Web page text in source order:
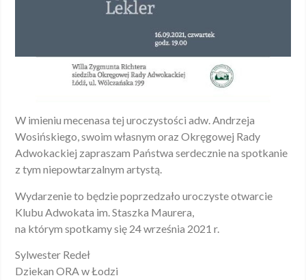
W imieniu mecenasa tej uroczystości adw. Andrzeja
Wosińskiego, swoim własnym oraz Okręgowej Rady
Adwokackiej zapraszam Państwa serdecznie na spotkanie
z tym niepowtarzalnym artystą.
Wydarzenie to będzie poprzedzało uroczyste otwarcie
Klubu Adwokata im. Staszka Maurera,
na którym spotkamy się 24 września 2021 r.
Sylwester Redeł
Dziekan ORA w Łodzi